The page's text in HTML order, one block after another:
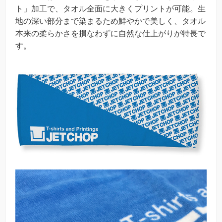
ト」加工で、タオル全面に大きくプリントが可能。生
地の深い部分まで染まるため鮮やかで美しく、タオル
本来の柔らかさを損なわずに自然な仕上がりが特長で
す。